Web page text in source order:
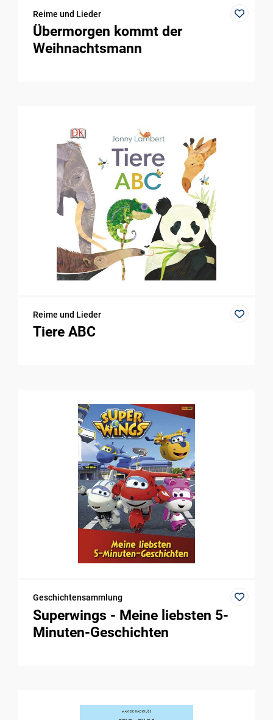
Reime und Lieder
Übermorgen kommt der
Weihnachtsmann
Reime und Lieder
Tiere ABC
Geschichtensammlung
Superwings - Meine liebsten 5-
Minuten-Geschichten